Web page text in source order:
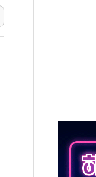
니 흉기 살해 10대 아들
'뻔뻔' 받아친 정청래…
, 수도 베이징도 부동산
똥별 멍' 운영…페르세우
시간당 50mm 이상
90대 숨져…온열질환 여